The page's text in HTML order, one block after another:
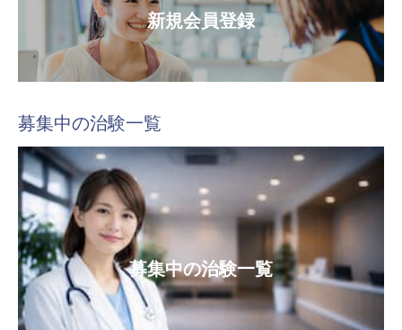
新規会員登録
募集中の治験一覧
募集中の治験一覧